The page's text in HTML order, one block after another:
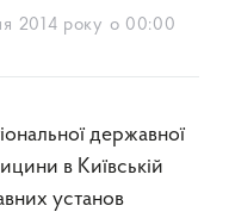
2014 року о 00:00
державної
в Київській
установ